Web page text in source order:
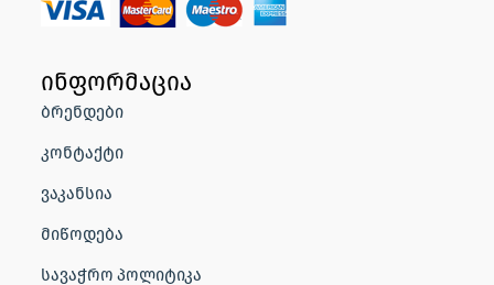
ინფორმაცია
ბრენდები
კონტაქტი
ვაკანსია
მიწოდება
სავაჭრო პოლიტიკა